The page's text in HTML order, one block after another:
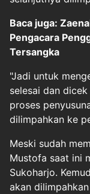
Baca juga:
Pengacara
Tersangka
"Jadi untuk
selesai dan
proses
dilimpahkan ke
Meski sudah
Mustofa saat ini
Sukoharjo.
akan